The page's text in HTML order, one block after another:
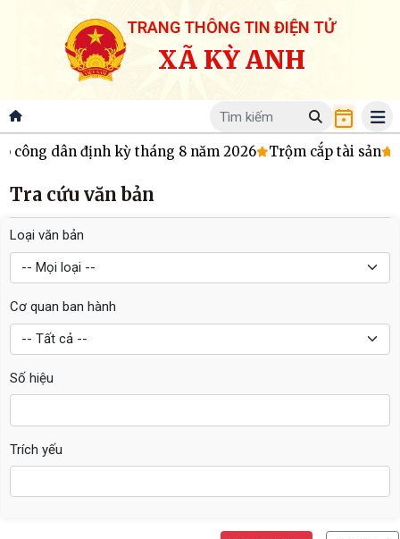
TRANG THÔNG TIN ĐIỆN TỬ
XÃ KỲ ANH
công dân định kỳ tháng 8 năm 2026 Trộm cắp tài sản
Tra cứu văn bản
Loại văn bản
Cơ quan ban hành
Số hiệu
Trích yếu